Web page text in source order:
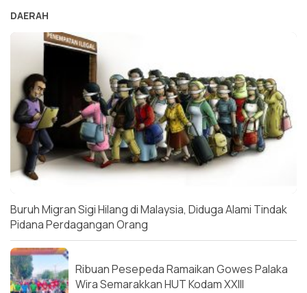
DAERAH
Buruh Migran Sigi Hilang di Malaysia, Diduga Alami Tindak
Pidana Perdagangan Orang
Ribuan Pesepeda Ramaikan Gowes Palaka
Wira Semarakkan HUT Kodam XXIII